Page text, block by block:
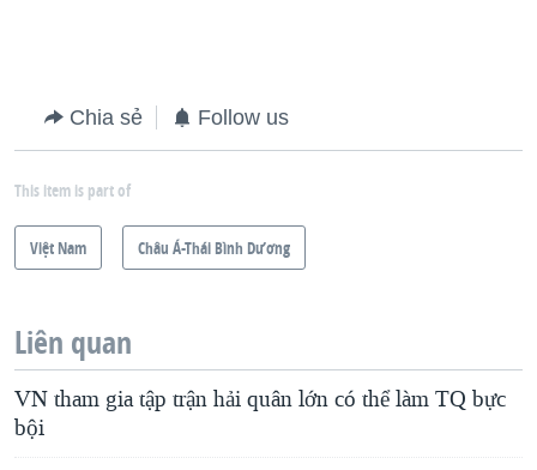
Chia sẻ Follow us
This item is part of
Việt Nam Châu Á-Thái Bình Dương
Liên quan
VN tham gia tập trận hải quân lớn có thể làm TQ bực
bội